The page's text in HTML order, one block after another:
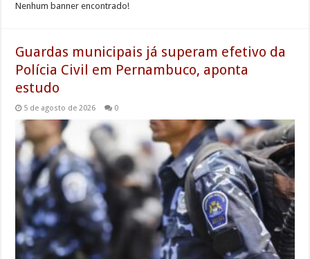
Nenhum banner encontrado!
Guardas municipais já superam efetivo da
Polícia Civil em Pernambuco, aponta
estudo
5 de agosto de 2026 0